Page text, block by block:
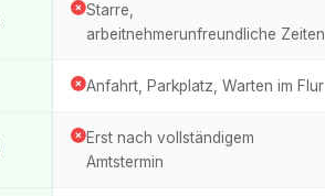
Starre,
arbeitnehmerunfreundliche Zeiten
Anfahrt, Parkplatz, Warten im Flur
Erst nach vollständigem
Amtstermin